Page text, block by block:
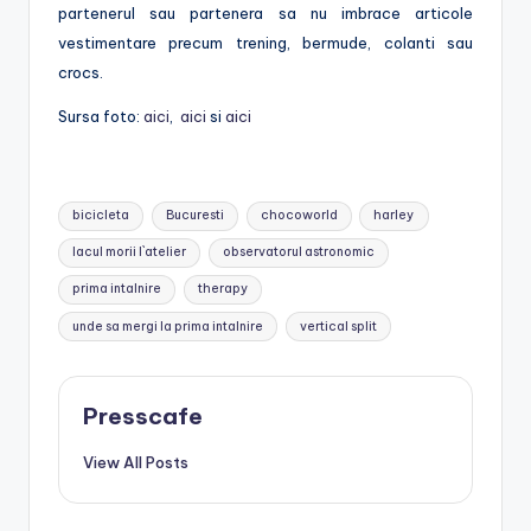
partenerul sau partenera sa nu imbrace articole
vestimentare precum trening, bermude, colanti sau
crocs.
Sursa foto: aici, aici si aici
Tags:
bicicleta Bucuresti chocoworld harley
lacul morii l`atelier observatorul astronomic
prima intalnire therapy
unde sa mergi la prima intalnire vertical split
Presscafe
View All Posts